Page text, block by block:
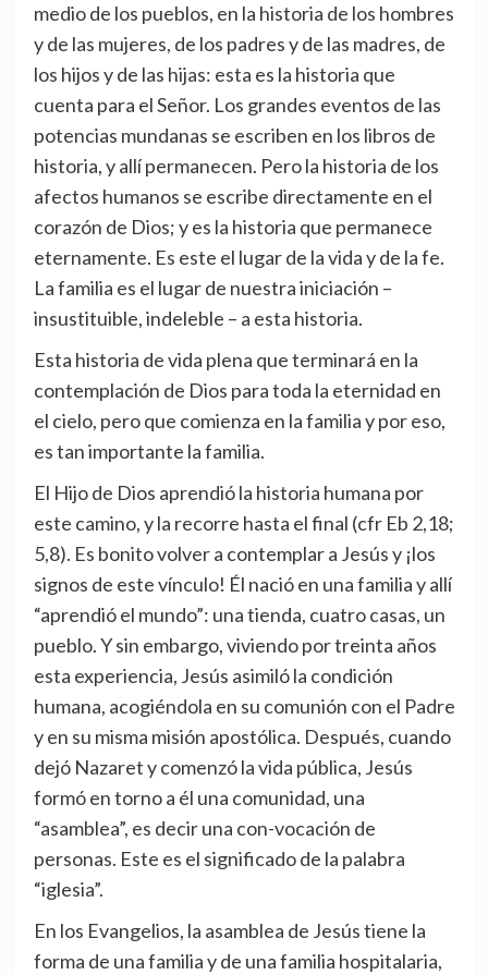
medio de los pueblos, en la historia de los hombres
y de las mujeres, de los padres y de las madres, de
los hijos y de las hijas: esta es la historia que
cuenta para el Señor. Los grandes eventos de las
potencias mundanas se escriben en los libros de
historia, y allí permanecen. Pero la historia de los
afectos humanos se escribe directamente en el
corazón de Dios; y es la historia que permanece
eternamente. Es este el lugar de la vida y de la fe.
La familia es el lugar de nuestra iniciación –
insustituible, indeleble – a esta historia.
Esta historia de vida plena que terminará en la
contemplación de Dios para toda la eternidad en
el cielo, pero que comienza en la familia y por eso,
es tan importante la familia.
El Hijo de Dios aprendió la historia humana por
este camino, y la recorre hasta el final (cfr Eb 2,18;
5,8). Es bonito volver a contemplar a Jesús y ¡los
signos de este vínculo! Él nació en una familia y allí
“aprendió el mundo”: una tienda, cuatro casas, un
pueblo. Y sin embargo, viviendo por treinta años
esta experiencia, Jesús asimiló la condición
humana, acogiéndola en su comunión con el Padre
y en su misma misión apostólica. Después, cuando
dejó Nazaret y comenzó la vida pública, Jesús
formó en torno a él una comunidad, una
“asamblea”, es decir una con-vocación de
personas. Este es el significado de la palabra
“iglesia”.
En los Evangelios, la asamblea de Jesús tiene la
forma de una familia y de una familia hospitalaria,